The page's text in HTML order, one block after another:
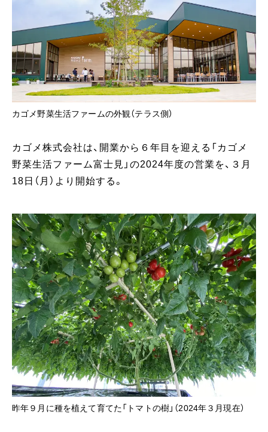
カゴメ野菜生活ファームの外観（テラス側）
カゴメ株式会社は、開業から６年目を迎える「カゴメ
野菜生活ファーム富士見」の2024年度の営業を、３月
18日（月）より開始する。
昨年９月に種を植えて育てた「トマトの樹」（2024年３月現在）